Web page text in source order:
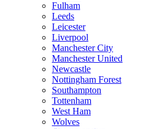
Fulham
Leeds
Leicester
Liverpool
Manchester City
Manchester United
Newcastle
Nottingham Forest
Southampton
Tottenham
West Ham
Wolves